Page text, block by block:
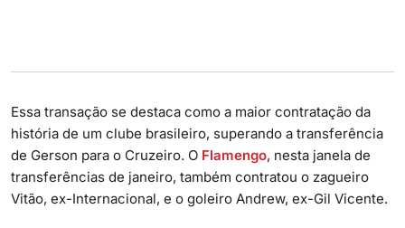
Essa transação se destaca como a maior contratação da
história de um clube brasileiro, superando a transferência
de Gerson para o Cruzeiro. O Flamengo, nesta janela de
transferências de janeiro, também contratou o zagueiro
Vitão, ex-Internacional, e o goleiro Andrew, ex-Gil Vicente.